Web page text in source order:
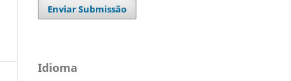
Enviar Submissão
Idioma